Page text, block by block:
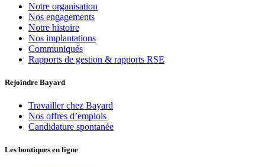
Notre organisation
Nos engagements
Notre histoire
Nos implantations
Communiqués
Rapports de gestion & rapports RSE
Rejoindre Bayard
Travailler chez Bayard
Nos offres d’emplois
Candidature spontanée
Les boutiques en ligne